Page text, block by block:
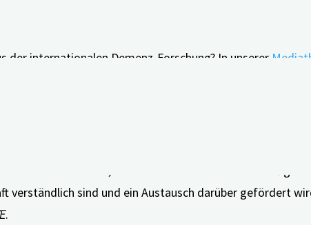
der internationalen Demenz-Forschung? In unserer
zusätzlichen Service zu unserem monatlichen Newsletter
bereitstellen.
und Fake News, ist evidenzbasierte Wissenschaft
verständlich sind und ein Austausch darüber gefördert
.